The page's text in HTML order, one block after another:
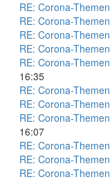
RE: Corona-Themen
RE: Corona-Themen
RE: Corona-Themen
RE: Corona-Themen
RE: Corona-Themen
16:35
RE: Corona-Themen
RE: Corona-Themen
RE: Corona-Themen
16:07
RE: Corona-Themen
RE: Corona-Themen
RE: Corona-Themen